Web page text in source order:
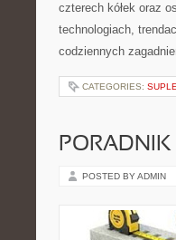
czterech kółek oraz
technologiach,
codziennych
CATEGORIES:
POSTED BY ADMIN